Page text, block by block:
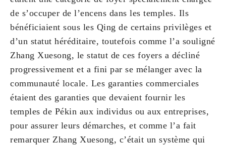
de s’occuper de l’encens dans les temples. Ils
bénéficiaient sous les Qing de certains privilèges et
d’un statut héréditaire, toutefois comme l’a souligné
Zhang Xuesong, le statut de ces foyers a décliné
progressivement et a fini par se mélanger avec la
communauté locale. Les garanties commerciales
étaient des garanties que devaient fournir les
temples de Pékin aux individus ou aux entreprises,
pour assurer leurs démarches, et comme l’a fait
remarquer Zhang Xuesong, c’était un système qui